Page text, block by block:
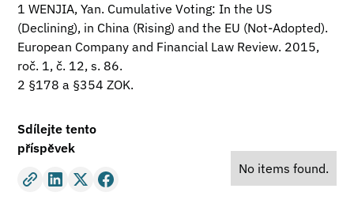
1 WENJIA, Yan. Cumulative Voting: In the US
(Declining), in China (Rising) and the EU (Not-Adopted).
European Company and Financial Law Review. 2015,
roč. 1, č. 12, s. 86.
2 §178 a §354 ZOK.
Sdílejte tento
příspěvek
No items found.